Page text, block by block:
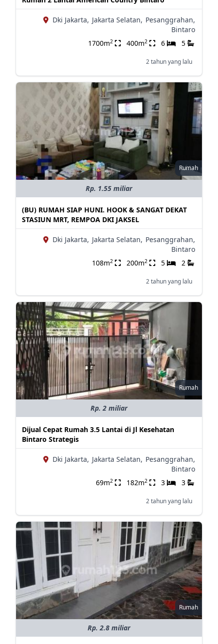
Dki Jakarta, Jakarta Selatan, Pesanggrahan,
Bintaro
1700m2 400m2 6 5
2 tahun yang lalu
Rumah
Rp. 1.55 miliar
(BU) RUMAH SIAP HUNI. HOOK & SANGAT DEKAT
STASIUN MRT, REMPOA DKI JAKSEL
Dki Jakarta, Jakarta Selatan, Pesanggrahan,
Bintaro
108m2 200m2 5 2
2 tahun yang lalu
Rumah
Rp. 2 miliar
Dijual Cepat Rumah 3.5 Lantai di Jl Kesehatan
Bintaro Strategis
Dki Jakarta, Jakarta Selatan, Pesanggrahan,
Bintaro
69m2 182m2 3 3
2 tahun yang lalu
Rumah
Rp. 2.8 miliar